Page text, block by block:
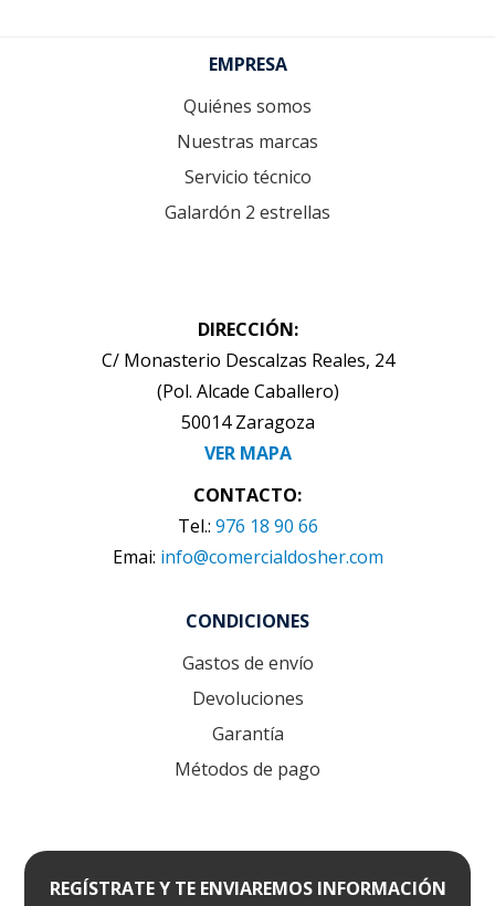
EMPRESA
Quiénes somos
Nuestras marcas
Servicio técnico
Galardón 2 estrellas
DIRECCIÓN:
C/ Monasterio Descalzas Reales, 24
(Pol. Alcade Caballero)
50014 Zaragoza
VER MAPA
CONTACTO:
Tel.: 976 18 90 66
Emai: info@comercialdosher.com
CONDICIONES
Gastos de envío
Devoluciones
Garantía
Métodos de pago
REGÍSTRATE Y TE ENVIAREMOS INFORMACIÓN